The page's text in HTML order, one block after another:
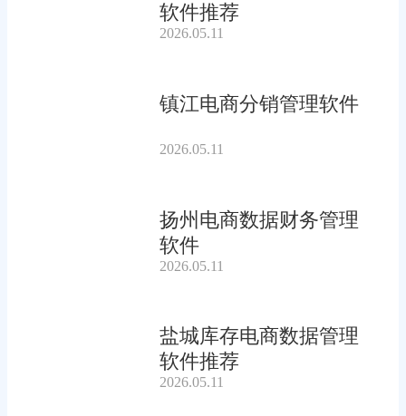
软件推荐
2026.05.11
镇江电商分销管理软件
2026.05.11
扬州电商数据财务管理
软件
2026.05.11
盐城库存电商数据管理
软件推荐
2026.05.11